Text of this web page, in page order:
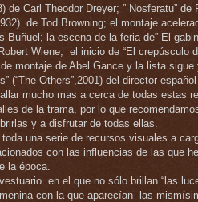
de Carl Theodor Dreyer; ” Nosferatu”
de Tod Browning; el montaje
Buñuel; la escena de la feria de” El
Wiene; el inicio de “El crepúsculo
montaje de Abel Gance y la lista
(“The Others”,2001) del director español
mucho mas a cerca de todas estas
de la trama, por lo que
y a disfrutar de todas ellas.
una serie de recursos visuales a
con las influencias de las que
la época.
en el que no sólo brillan “las
con la que aparecían las